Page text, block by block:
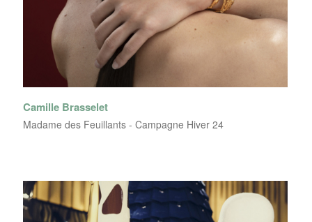
Camille Brasselet
Madame des Feuillants - Campagne Hiver 24